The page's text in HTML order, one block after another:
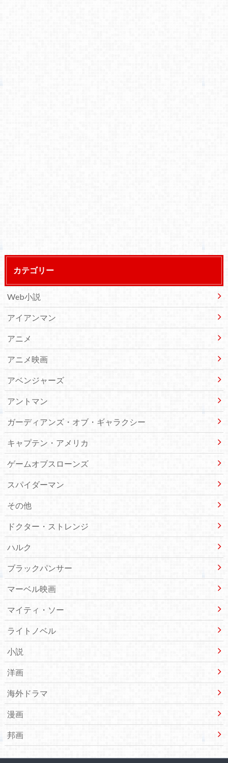
カテゴリー
Web小説
アイアンマン
アニメ
アニメ映画
アベンジャーズ
アントマン
ガーディアンズ・オブ・ギャラクシー
キャプテン・アメリカ
ゲームオブスローンズ
スパイダーマン
その他
ドクター・ストレンジ
ハルク
ブラックパンサー
マーベル映画
マイティ・ソー
ライトノベル
小説
洋画
海外ドラマ
漫画
邦画